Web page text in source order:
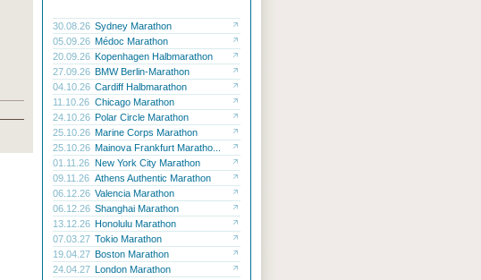
30.08.26 Sydney Marathon
05.09.26 Médoc Marathon
20.09.26 Kopenhagen Halbmarathon
27.09.26 BMW Berlin-Marathon
04.10.26 Cardiff Halbmarathon
11.10.26 Chicago Marathon
24.10.26 Polar Circle Marathon
25.10.26 Marine Corps Marathon
25.10.26 Mainova Frankfurt Maratho...
01.11.26 New York City Marathon
09.11.26 Athens Authentic Marathon
06.12.26 Valencia Marathon
06.12.26 Shanghai Marathon
13.12.26 Honolulu Marathon
07.03.27 Tokio Marathon
19.04.27 Boston Marathon
24.04.27 London Marathon